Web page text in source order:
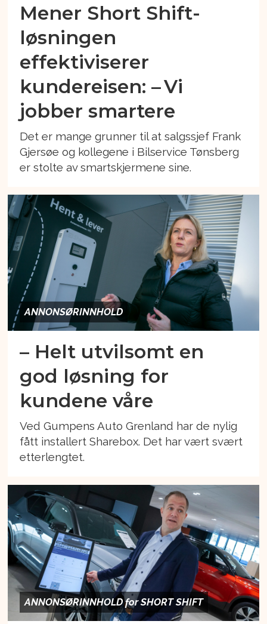
Mener Short Shift-
løsningen
effektiviserer
kundereisen: – Vi
jobber smartere
Det er mange grunner til at salgssjef Frank
Gjersøe og kollegene i Bilservice Tønsberg
er stolte av smartskjermene sine.
ANNONSØRINNHOLD
– Helt utvilsomt en
god løsning for
kundene våre
Ved Gumpens Auto Grenland har de nylig
fått installert Sharebox. Det har vært svært
etterlengtet.
ANNONSØRINNHOLD for SHORT SHIFT